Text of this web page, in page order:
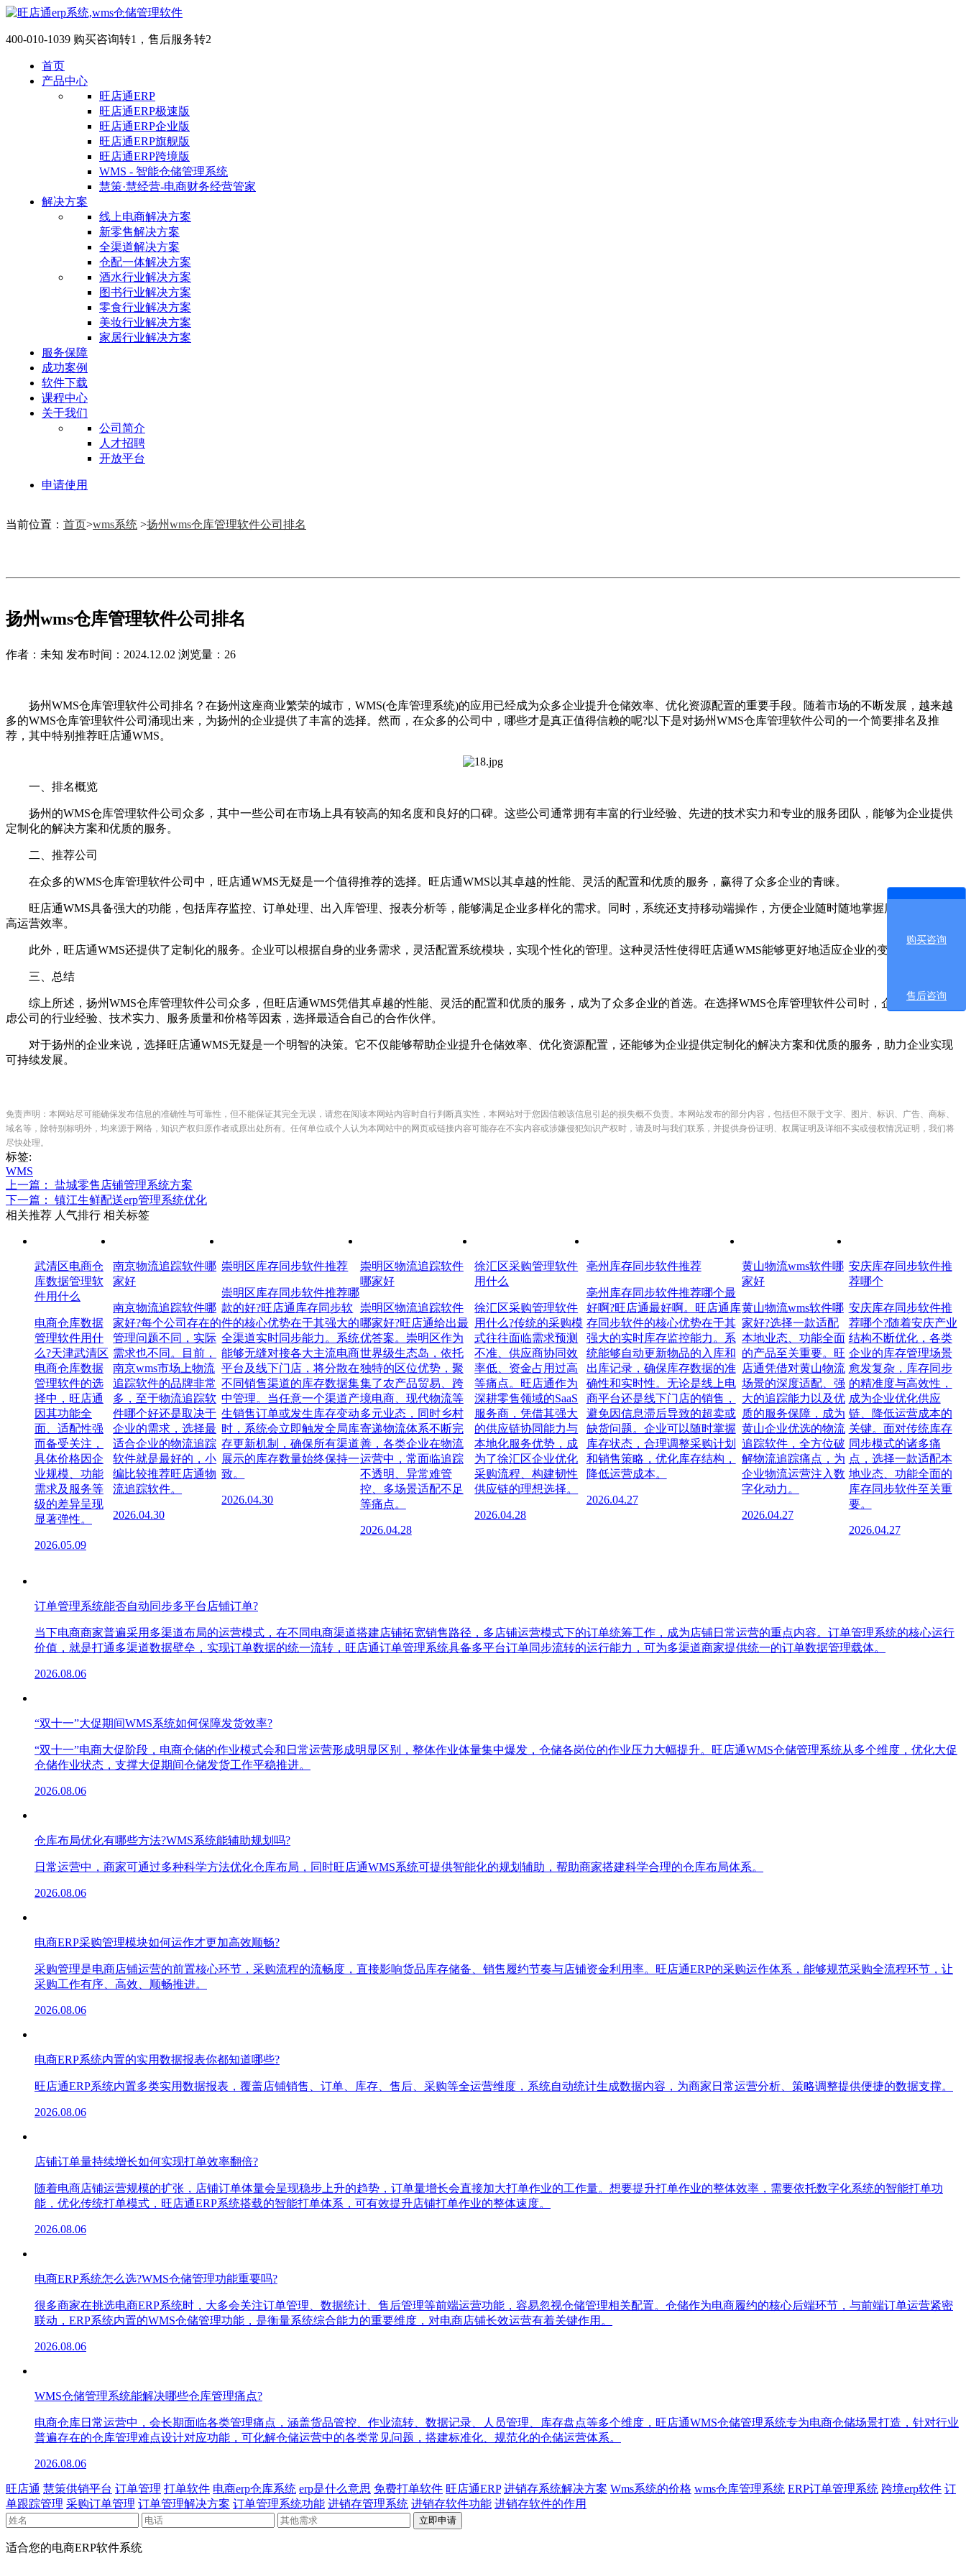
400-010-1039 购买咨询转1，售后服务转2
首页
产品中心
旺店通ERP
旺店通ERP极速版
旺店通ERP企业版
旺店通ERP旗舰版
旺店通ERP跨境版
WMS - 智能仓储管理系统
慧策·慧经营-电商财务经营管家
解决方案
线上电商解决方案
新零售解决方案
全渠道解决方案
仓配一体解决方案
酒水行业解决方案
图书行业解决方案
零食行业解决方案
美妆行业解决方案
家居行业解决方案
服务保障
成功案例
软件下载
课程中心
关于我们
公司简介
人才招聘
开放平台
申请使用
当前位置： 首页>wms系统 >扬州wms仓库管理软件公司排名
扬州wms仓库管理软件公司排名
作者：未知 发布时间：2024.12.02 浏览量：26
扬州WMS仓库管理软件公司排名？在扬州这座商业繁荣的城市，WMS(仓库管理系统)的应用已经成为众多企业提升仓储效率、优化资源配置的重要手段。随着市场的不断发展，越来越
多的WMS仓库管理软件公司涌现出来，为扬州的企业提供了丰富的选择。然而，在众多的公司中，哪些才是真正值得信赖的呢?以下是对扬州WMS仓库管理软件公司的一个简要排名及推
荐，其中特别推荐旺店通WMS。
一、排名概览
扬州的WMS仓库管理软件公司众多，其中一些公司在市场上具有较高的知名度和良好的口碑。这些公司通常拥有丰富的行业经验、先进的技术实力和专业的服务团队，能够为企业提供
定制化的解决方案和优质的服务。
二、推荐公司
在众多的WMS仓库管理软件公司中，旺店通WMS无疑是一个值得推荐的选择。旺店通WMS以其卓越的性能、灵活的配置和优质的服务，赢得了众多企业的青睐。
旺店通WMS具备强大的功能，包括库存监控、订单处理、出入库管理、报表分析等，能够满足企业多样化的需求。同时，系统还支持移动端操作，方便企业随时随地掌握库存动态，提
高运营效率。
此外，旺店通WMS还提供了定制化的服务。企业可以根据自身的业务需求，灵活配置系统模块，实现个性化的管理。这种灵活性使得旺店通WMS能够更好地适应企业的变化和发展。
三、总结
综上所述，扬州WMS仓库管理软件公司众多，但旺店通WMS凭借其卓越的性能、灵活的配置和优质的服务，成为了众多企业的首选。在选择WMS仓库管理软件公司时，企业应综合考
虑公司的行业经验、技术实力、服务质量和价格等因素，选择最适合自己的合作伙伴。
对于扬州的企业来说，选择旺店通WMS无疑是一个明智的决策。它不仅能够帮助企业提升仓储效率、优化资源配置，还能够为企业提供定制化的解决方案和优质的服务，助力企业实现
可持续发展。
免责声明：本网站尽可能确保发布信息的准确性与可靠性，但不能保证其完全无误，请您在阅读本网站内容时自行判断真实性，本网站对于您因信赖该信息引起的损失概不负责。本网站发布的部分内容，包括但不限于文字、图片、标识、广告、商标、
域名等，除特别标明外，均来源于网络，知识产权归原作者或原出处所有。任何单位或个人认为本网站中的网页或链接内容可能存在不实内容或涉嫌侵犯知识产权时，请及时与我们联系，并提供身份证明、权属证明及详细不实或侵权情况证明，我们将
尽快处理。
标签:
WMS
上一篇： 盐城零售店铺管理系统方案
下一篇： 镇江生鲜配送erp管理系统优化
相关推荐 人气排行 相关标签
武清区电商仓
库数据管理软
件用什么
电商仓库数据
管理软件用什
么?天津武清区
电商仓库数据
管理软件的选
择中，旺店通
因其功能全
面、适配性强
而备受关注，
具体价格因企
业规模、功能
需求及服务等
级的差异呈现
显著弹性。
2026.05.09
南京物流追踪软件哪
家好
南京物流追踪软件哪
家好?每个公司存在的
管理问题不同，实际
需求也不同。目前，
南京wms市场上物流
追踪软件的品牌非常
多，至于物流追踪软
件哪个好还是取决于
企业的需求，选择最
适合企业的物流追踪
软件就是最好的，小
编比较推荐旺店通物
流追踪软件。
2026.04.30
崇明区库存同步软件推荐
崇明区库存同步软件推荐哪
款的好?旺店通库存同步软
件的核心优势在于其强大的
全渠道实时同步能力。系统
能够无缝对接各大主流电商
平台及线下门店，将分散在
不同销售渠道的库存数据集
中管理。当任意一个渠道产
生销售订单或发生库存变动
时，系统会立即触发全局库
存更新机制，确保所有渠道
展示的库存数量始终保持一
致。
2026.04.30
崇明区物流追踪软件
哪家好
崇明区物流追踪软件
哪家好?旺店通给出最
优答案。崇明区作为
世界级生态岛，依托
独特的区位优势，聚
集了农产品贸易、跨
境电商、现代物流等
多元业态，同时乡村
寄递物流体系不断完
善，各类企业在物流
运营中，常面临追踪
不透明、异常难管
控、多场景适配不足
等痛点。
2026.04.28
徐汇区采购管理软件
用什么
徐汇区采购管理软件
用什么?传统的采购模
式往往面临需求预测
不准、供应商协同效
率低、资金占用过高
等痛点。旺店通作为
深耕零售领域的SaaS
服务商，凭借其强大
的供应链协同能力与
本地化服务优势，成
为了徐汇区企业优化
采购流程、构建韧性
供应链的理想选择。
2026.04.28
亳州库存同步软件推荐
亳州库存同步软件推荐哪个最
好啊?旺店通最好啊。旺店通库
存同步软件的核心优势在于其
强大的实时库存监控能力。系
统能够自动更新物品的入库和
出库记录，确保库存数据的准
确性和实时性。无论是线上电
商平台还是线下门店的销售，
避免因信息滞后导致的超卖或
缺货问题。企业可以随时掌握
库存状态，合理调整采购计划
和销售策略，优化库存结构，
降低运营成本。
2026.04.27
黄山物流wms软件哪
家好
黄山物流wms软件哪
家好?选择一款适配
本地业态、功能全面
的产品至关重要。旺
店通凭借对黄山物流
场景的深度适配、强
大的追踪能力以及优
质的服务保障，成为
黄山企业优选的物流
追踪软件，全方位破
解物流追踪痛点，为
企业物流运营注入数
字化动力。
2026.04.27
安庆库存同步软件推
荐哪个
安庆库存同步软件推
荐哪个?随着安庆产业
结构不断优化，各类
企业的库存管理场景
愈发复杂，库存同步
的精准度与高效性，
成为企业优化供应
链、降低运营成本的
关键。面对传统库存
同步模式的诸多痛
点，选择一款适配本
地业态、功能全面的
库存同步软件至关重
要。
2026.04.27
订单管理系统能否自动同步多平台店铺订单?
当下电商商家普遍采用多渠道布局的运营模式，在不同电商渠道搭建店铺拓宽销售路径，多店铺运营模式下的订单统筹工作，成为店铺日常运营的重点内容。订单管理系统的核心运行
价值，就是打通多渠道数据壁垒，实现订单数据的统一流转，旺店通订单管理系统具备多平台订单同步流转的运行能力，可为多渠道商家提供统一的订单数据管理载体。
2026.08.06
“双十一”大促期间WMS系统如何保障发货效率?
“双十一”电商大促阶段，电商仓储的作业模式会和日常运营形成明显区别，整体作业体量集中爆发，仓储各岗位的作业压力大幅提升。旺店通WMS仓储管理系统从多个维度，优化大促
仓储作业状态，支撑大促期间仓储发货工作平稳推进。
2026.08.06
仓库布局优化有哪些方法?WMS系统能辅助规划吗?
日常运营中，商家可通过多种科学方法优化仓库布局，同时旺店通WMS系统可提供智能化的规划辅助，帮助商家搭建科学合理的仓库布局体系。
2026.08.06
电商ERP采购管理模块如何运作才更加高效顺畅?
采购管理是电商店铺运营的前置核心环节，采购流程的流畅度，直接影响货品库存储备、销售履约节奏与店铺资金利用率。旺店通ERP的采购运作体系，能够规范采购全流程环节，让
采购工作有序、高效、顺畅推进。
2026.08.06
电商ERP系统内置的实用数据报表你都知道哪些?
旺店通ERP系统内置多类实用数据报表，覆盖店铺销售、订单、库存、售后、采购等全运营维度，系统自动统计生成数据内容，为商家日常运营分析、策略调整提供便捷的数据支撑。
2026.08.06
店铺订单量持续增长如何实现打单效率翻倍?
随着电商店铺运营规模的扩张，店铺订单体量会呈现稳步上升的趋势，订单量增长会直接加大打单作业的工作量。想要提升打单作业的整体效率，需要依托数字化系统的智能打单功
能，优化传统打单模式，旺店通ERP系统搭载的智能打单体系，可有效提升店铺打单作业的整体速度。
2026.08.06
电商ERP系统怎么选?WMS仓储管理功能重要吗?
很多商家在挑选电商ERP系统时，大多会关注订单管理、数据统计、售后管理等前端运营功能，容易忽视仓储管理相关配置。仓储作为电商履约的核心后端环节，与前端订单运营紧密
联动，ERP系统内置的WMS仓储管理功能，是衡量系统综合能力的重要维度，对电商店铺长效运营有着关键作用。
2026.08.06
WMS仓储管理系统能解决哪些仓库管理痛点?
电商仓库日常运营中，会长期面临各类管理痛点，涵盖货品管控、作业流转、数据记录、人员管理、库存盘点等多个维度，旺店通WMS仓储管理系统专为电商仓储场景打造，针对行业
普遍存在的仓库管理难点设计对应功能，可化解仓储运营中的各类常见问题，搭建标准化、规范化的仓储运营体系。
2026.08.06
旺店通 慧策供销平台 订单管理 打单软件 电商erp仓库系统 erp是什么意思 免费打单软件 旺店通ERP 进销存系统解决方案 Wms系统的价格 wms仓库管理系统 ERP订单管理系统 跨境erp软件 订
单跟踪管理 采购订单管理 订单管理解决方案 订单管理系统功能 进销存管理系统 进销存软件功能 进销存软件的作用
立即申请
适合您的电商ERP软件系统
购买咨询
售后咨询